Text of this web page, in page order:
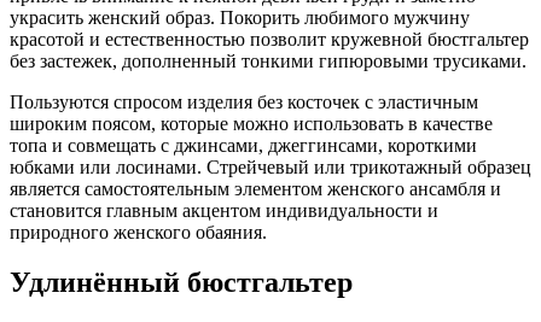
украсить женский образ. Покорить любимого мужчину
красотой и естественностью позволит кружевной бюстгальтер
без застежек, дополненный тонкими гипюровыми трусиками.
Пользуются спросом изделия без косточек с эластичным
широким поясом, которые можно использовать в качестве
топа и совмещать с джинсами, джеггинсами, короткими
юбками или лосинами. Стрейчевый или трикотажный образец
является самостоятельным элементом женского ансамбля и
становится главным акцентом индивидуальности и
природного женского обаяния.
Удлинённый бюстгальтер